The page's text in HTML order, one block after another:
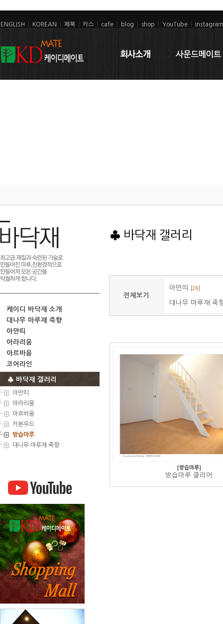
ENGLISH KOREAN 페북 카스 cafe blog shop YouTube Instagram
케이디 바닥재 소개
대나무 마루재 죽향
아만띠
아라리움
아르바움
코어라인
♣ 바닥재 갤러리
아만띠
아라리움
아르바움
카본우드
방습마루
대나무 마루재 죽향
♣ 바닥재 갤러리
전체보기
아만띠 [26]
대나무 마루재 죽
[방습마루]
방습마루 클리어